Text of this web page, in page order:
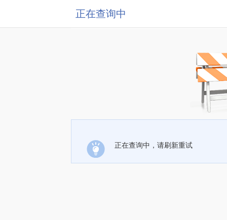
正在查询中
正在查询中，请刷新重试